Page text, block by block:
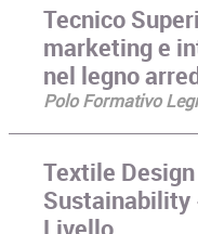
Tecnico
marketing e
nel legno
Polo Formativo
Textile
Sustainability